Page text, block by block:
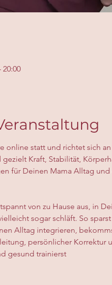
20:00
online statt und richtet sich
Kraft, Stabilität,
für Deinen Mama Alltag
von zu Hause aus, in
sogar schläft. So
Alltag integrieren,
persönlicher
gesund trainierst